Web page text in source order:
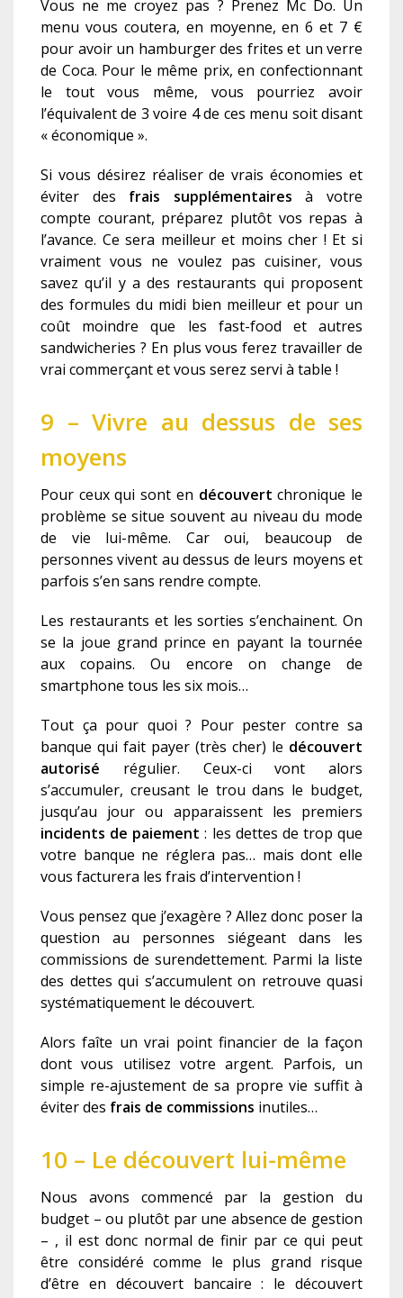
Vous ne me croyez pas ? Prenez Mc Do. Un
menu vous coutera, en moyenne, en 6 et 7 €
pour avoir un hamburger des frites et un verre
de Coca. Pour le même prix, en confectionnant
le tout vous même, vous pourriez avoir
l’équivalent de 3 voire 4 de ces menu soit disant
« économique ».
Si vous désirez réaliser de vrais économies et
éviter des frais supplémentaires à votre
compte courant, préparez plutôt vos repas à
l’avance. Ce sera meilleur et moins cher ! Et si
vraiment vous ne voulez pas cuisiner, vous
savez qu’il y a des restaurants qui proposent
des formules du midi bien meilleur et pour un
coût moindre que les fast-food et autres
sandwicheries ? En plus vous ferez travailler de
vrai commerçant et vous serez servi à table !
9 – Vivre au dessus de ses
moyens
Pour ceux qui sont en découvert chronique le
problème se situe souvent au niveau du mode
de vie lui-même. Car oui, beaucoup de
personnes vivent au dessus de leurs moyens et
parfois s’en sans rendre compte.
Les restaurants et les sorties s’enchainent. On
se la joue grand prince en payant la tournée
aux copains. Ou encore on change de
smartphone tous les six mois…
Tout ça pour quoi ? Pour pester contre sa
banque qui fait payer (très cher) le découvert
autorisé régulier. Ceux-ci vont alors
s’accumuler, creusant le trou dans le budget,
jusqu’au jour ou apparaissent les premiers
incidents de paiement : les dettes de trop que
votre banque ne réglera pas… mais dont elle
vous facturera les frais d’intervention !
Vous pensez que j’exagère ? Allez donc poser la
question au personnes siégeant dans les
commissions de surendettement. Parmi la liste
des dettes qui s’accumulent on retrouve quasi
systématiquement le découvert.
Alors faîte un vrai point financier de la façon
dont vous utilisez votre argent. Parfois, un
simple re-ajustement de sa propre vie suffit à
éviter des frais de commissions inutiles…
10 – Le découvert lui-même
Nous avons commencé par la gestion du
budget – ou plutôt par une absence de gestion
– , il est donc normal de finir par ce qui peut
être considéré comme le plus grand risque
d’être en découvert bancaire : le découvert